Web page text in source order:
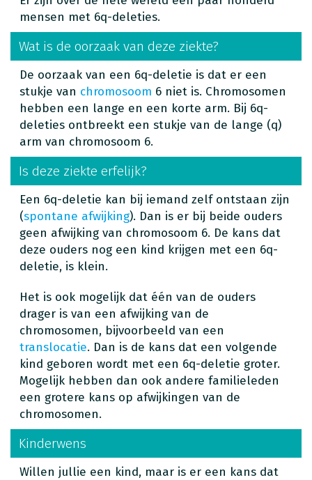
mensen met 6q-deleties.
Wat is de oorzaak van deze ziekte?
De oorzaak van een 6q-deletie is dat er een
stukje van chromosoom 6 niet is. Chromosomen
hebben een lange en een korte arm. Bij 6q-
deleties ontbreekt een stukje van de lange (q)
arm van chromosoom 6.
Is deze ziekte erfelijk?
Een 6q-deletie kan bij iemand zelf ontstaan zijn
(spontane afwijking). Dan is er bij beide ouders
geen afwijking van chromosoom 6. De kans dat
deze ouders nog een kind krijgen met een 6q-
deletie, is klein.
Het is ook mogelijk dat één van de ouders
drager is van een afwijking van de
chromosomen, bijvoorbeeld van een
translocatie. Dan is de kans dat een volgende
kind geboren wordt met een 6q-deletie groter.
Mogelijk hebben dan ook andere familieleden
een grotere kans op afwijkingen van de
chromosomen.
Kinderwens
Willen jullie een kind, maar is er een kans dat